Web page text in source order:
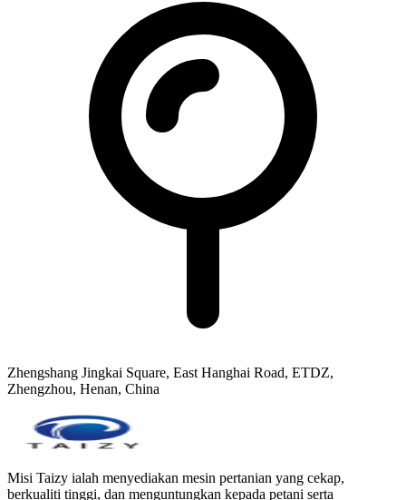
Zhengshang Jingkai Square, East Hanghai Road, ETDZ,
Zhengzhou, Henan, China
Misi Taizy ialah menyediakan mesin pertanian yang cekap,
berkualiti tinggi, dan menguntungkan kepada petani serta